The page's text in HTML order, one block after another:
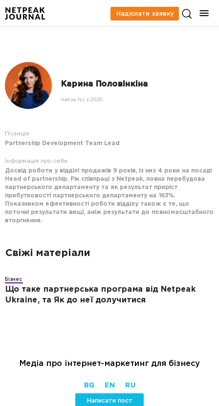
Надіслати заявку
Карина Половінкіна
Автор NJ з 2025
Позиція:
Partnership Development Team Lead
Інформація про себе
Досвід роботи у відділі продажів 9 років, із них 4 роки на посаді
Head of partnership. Рік співпраці з Netpeak, повна перебудова
партнерського департаменту та як результат приріст
прибутковості партнерського департаменту на 163%.
Показником ефективності роботи відділу також є те, що
поточні результати вищі, аніж результати до повномасштабного
вторгнення.
Свіжі матеріали
Бізнес
Що таке партнерська програма від Netpeak
Ukraine, та Як до неї долучитися
Медіа про інтернет-маркетинг для бізнесу
BG EN RU
Написати пост